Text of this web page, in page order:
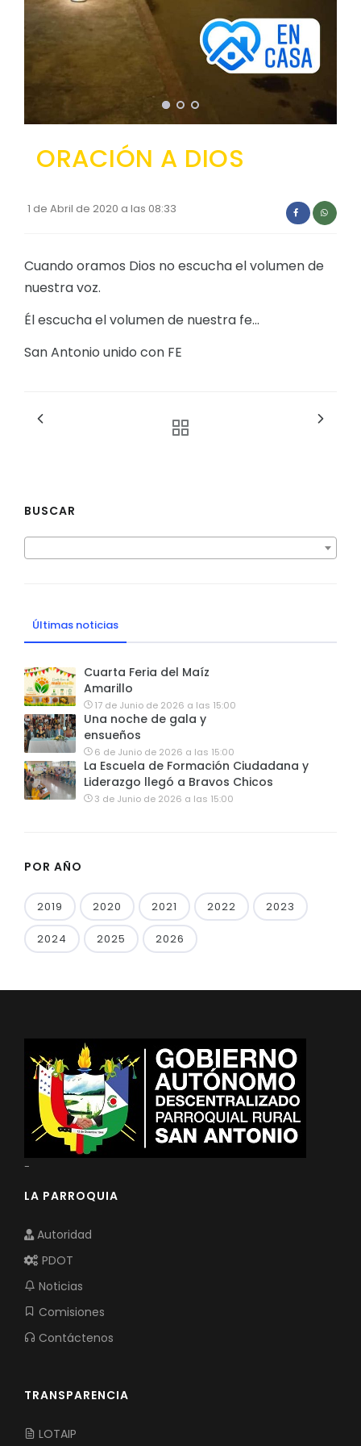
Convocatorias
GESTIÓN ADMINISTRATIVA
Plan de desarrollo y Ordenamiento Territorial -
Plan Anual Contratación - PAC
Convenios Institucionales
Procesos de contratación
Ejecución Presupuestaria
Obras y proyectos
ORACIÓN A DIOS
1 de Abril de 2020 a las 08:33
Cuando oramos Dios no escucha el volumen de
nuestra voz.
Él escucha el volumen de nuestra fe...
San Antonio unido con FE
BUSCAR
Últimas noticias
Cuarta Feria del Maíz
Amarillo
17 de Junio de 2026 a las 15:00
Una noche de gala y
ensueños
6 de Junio de 2026 a las 15:00
La Escuela de Formación Ciudadana y
Liderazgo llegó a Bravos Chicos
3 de Junio de 2026 a las 15:00
POR AÑO
2019 2020 2021 2022 2023
2024 2025 2026
-
LA PARROQUIA
Autoridad
PDOT
Noticias
Comisiones
Contáctenos
TRANSPARENCIA
LOTAIP